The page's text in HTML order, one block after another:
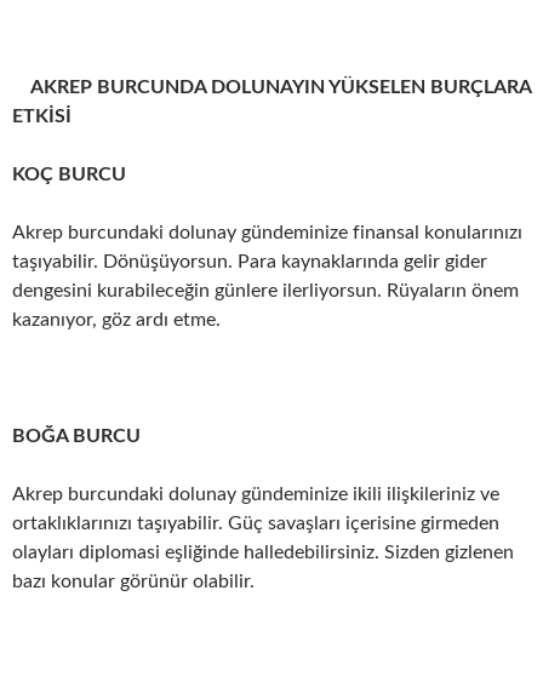
AKREP BURCUNDA DOLUNAYIN YÜKSELEN BURÇLARA
ETKİSİ
KOÇ BURCU
Akrep burcundaki dolunay gündeminize finansal konularınızı
taşıyabilir. Dönüşüyorsun. Para kaynaklarında gelir gider
dengesini kurabileceğin günlere ilerliyorsun. Rüyaların önem
kazanıyor, göz ardı etme.
BOĞA BURCU
Akrep burcundaki dolunay gündeminize ikili ilişkileriniz ve
ortaklıklarınızı taşıyabilir. Güç savaşları içerisine girmeden
olayları diplomasi eşliğinde halledebilirsiniz. Sizden gizlenen
bazı konular görünür olabilir.